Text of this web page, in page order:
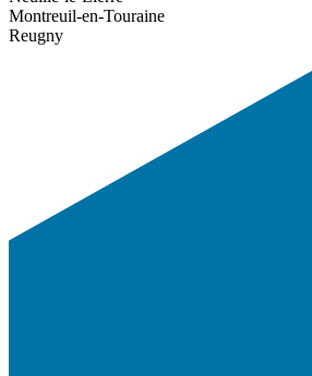
Montreuil-en-Touraine
Reugny